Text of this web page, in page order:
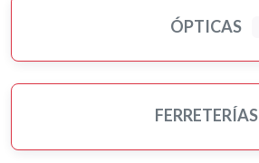
ÓPTICAS
FERRETERÍAS